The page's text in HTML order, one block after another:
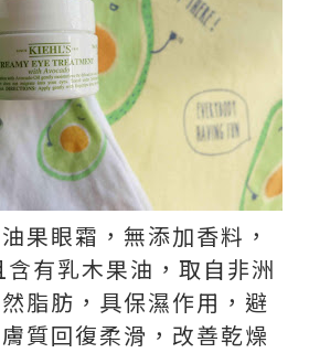
果眼霜，無添加香料，
有乳木果油，取自非洲
脂肪，具保濕作用，避
質回復柔滑，改善乾燥